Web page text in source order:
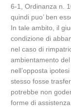
6-1, Ordinanza n.
quindi puo’ ben
In tale ambito, il
condizione di
nel caso di
ambientamento
nell’opposta
stesso fosse
potrebbe non
forme di